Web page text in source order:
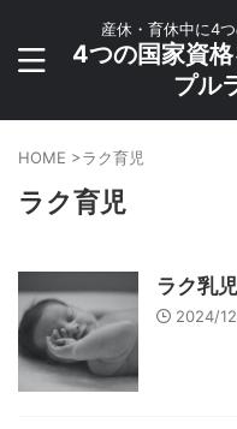
産休・育休中に4
4つの国家資
プル
HOME >ラク育児
ラク育児
ラク乳
2024/